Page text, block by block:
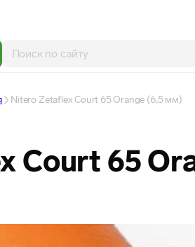
Nitero Zetaflex Court 65 Orange (6,5 мм)
Court 65